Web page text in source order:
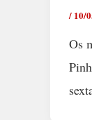
/ 10/
Os